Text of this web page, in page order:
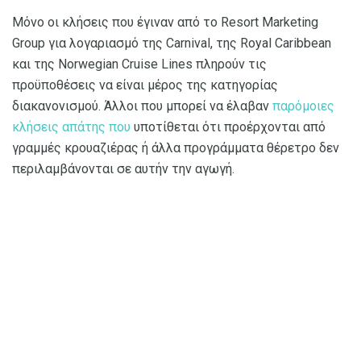
Μόνο οι κλήσεις που έγιναν από το Resort Marketing
Group για λογαριασμό της Carnival, της Royal Caribbean
και της Norwegian Cruise Lines πληρούν τις
προϋποθέσεις να είναι μέρος της κατηγορίας
διακανονισμού. Άλλοι που μπορεί να έλαβαν παρόμοιες
κλήσεις απάτης που υποτίθεται ότι προέρχονται από
γραμμές κρουαζιέρας ή άλλα προγράμματα θέρετρο δεν
περιλαμβάνονται σε αυτήν την αγωγή.